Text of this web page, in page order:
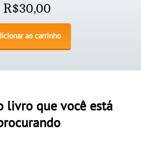
R$30,00
ao carrinho
livro que você está